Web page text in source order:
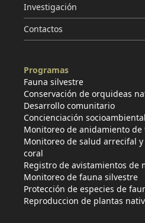
Investigación
Contactos
Programas
Fauna silvestre
Conservación de orquideas
Desarrollo comunitario
Concienciación socioambiental
Monitoreo de anidamiento
Monitoreo de salud arrecifal
coral
Registro de avistamientos de
Monitoreo de fauna silvestre
Protección de especies de
Reproduccion de plantas